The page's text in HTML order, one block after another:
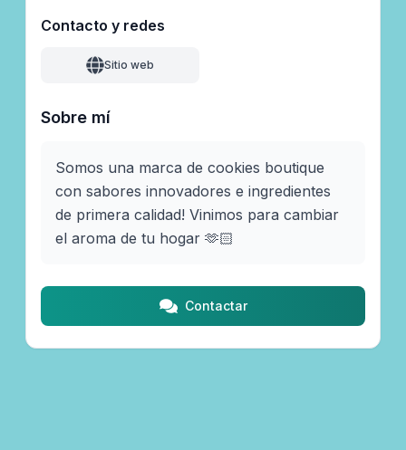
Contacto y redes
Sitio web
Sobre mí
Somos una marca de cookies boutique
con sabores innovadores e ingredientes
de primera calidad! Vinimos para cambiar
el aroma de tu hogar 🫶🏻
Contactar